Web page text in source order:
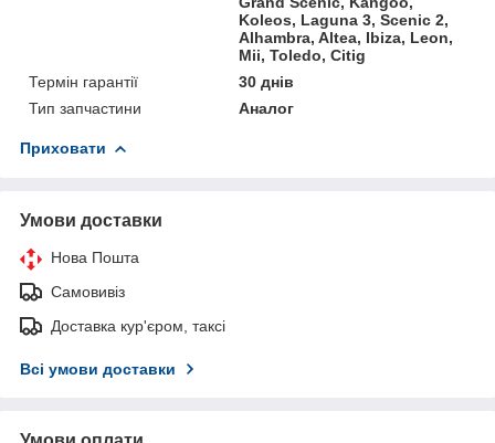
Koleos, Laguna 3, Scenic 2,
Alhambra, Altea, Ibiza, Leon,
Mii, Toledo, Citig
Термін гарантії
30 днів
Тип запчастини
Аналог
Приховати
Умови доставки
Нова Пошта
Самовивіз
Доставка кур'єром, таксі
Всі умови доставки